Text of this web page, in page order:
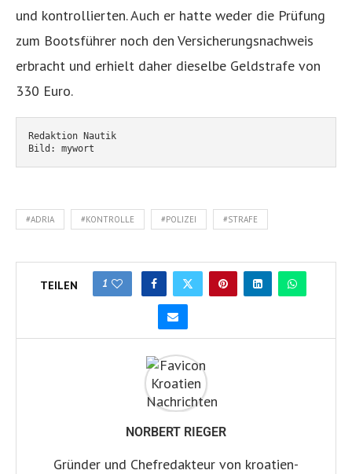
und kontrollierten. Auch er hatte weder die Prüfung
zum Bootsführer noch den Versicherungsnachweis
erbracht und erhielt daher dieselbe Geldstrafe von
330 Euro.
Redaktion Nautik
Bild: mywort
#ADRIA #KONTROLLE #POLIZEI #STRAFE
TEILEN 1
NORBERT RIEGER
Gründer und Chefredakteur von kroatien-